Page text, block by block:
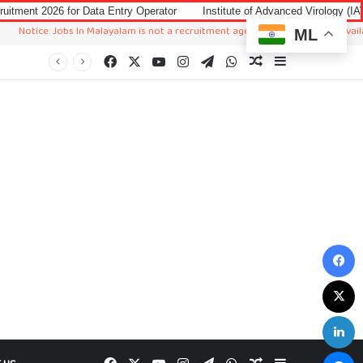
Entry Operator Institute of Advanced Virology (IAV) Notification
In Malayalam is not a recruitment agency. We just sharing available job
Facebook YouTubeInstagramTelegramWhatsAppRandom Article
ML